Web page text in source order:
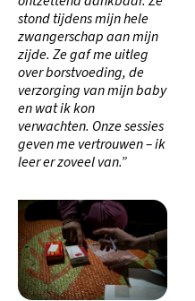
stond tijdens mijn hele
zwangerschap aan mijn
zijde. Ze gaf me uitleg
over borstvoeding, de
verzorging van mijn baby
en wat ik kon
verwachten. Onze sessies
geven me vertrouwen – ik
leer er zoveel van.”